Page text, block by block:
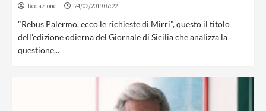
Redazione 24/02/2019 07:22
"Rebus Palermo, ecco le richieste di Mirri", questo il titolo
dell'edizione odierna del Giornale di Sicilia che analizza la
questione...